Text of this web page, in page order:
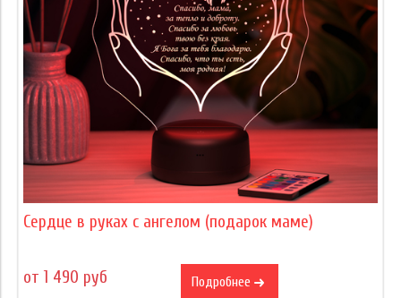
Сердце в руках с ангелом (подарок маме)
от 1 490 руб Подробнее